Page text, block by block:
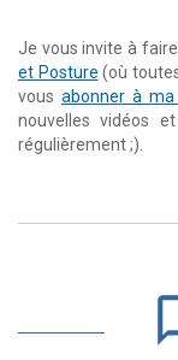
Je vous invite à
et Posture (où
vous abonner à ma
nouvelles vidéos
régulièrement ;).